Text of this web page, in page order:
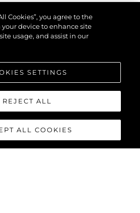
Cookies”, you agree to the
device to enhance site
usage, and assist in our
SETTINGS
REJECT ALL
ALL COOKIES